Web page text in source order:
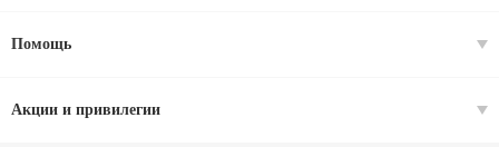
Помощь
Акции и привилегии